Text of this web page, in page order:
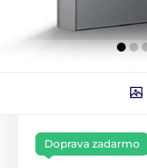
Doprava zadarmo